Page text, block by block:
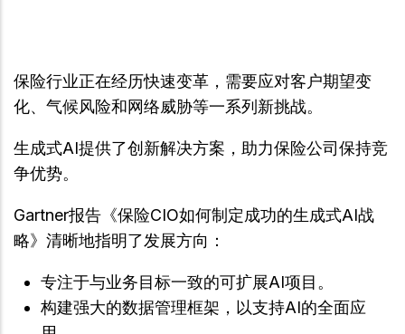
保险行业正在经历快速变革，需要应对客户期望变
化、气候风险和网络威胁等一系列新挑战。
生成式AI提供了创新解决方案，助力保险公司保持竞
争优势。
Gartner报告《保险CIO如何制定成功的生成式AI战
略》清晰地指明了发展方向：
专注于与业务目标一致的可扩展AI项目。
构建强大的数据管理框架，以支持AI的全面应